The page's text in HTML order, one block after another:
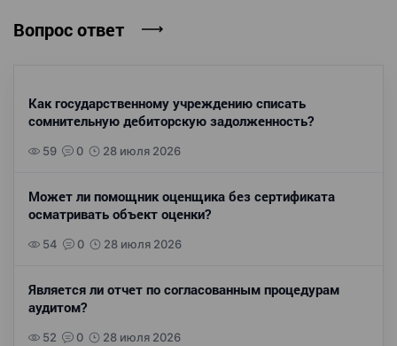
Вопрос ответ
Как государственному учреждению списать
сомнительную дебиторскую задолженность?
59 0 28 июля 2026
Может ли помощник оценщика без сертификата
осматривать объект оценки?
54 0 28 июля 2026
Является ли отчет по согласованным процедурам
аудитом?
52 0 28 июля 2026